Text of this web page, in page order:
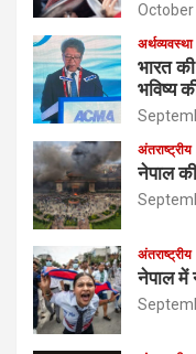
October
अर्थव्यवस्था
भारत
भविष्य
अंतराष्ट्रीय
नेपाल
अंतराष्ट्रीय
नेपाल में